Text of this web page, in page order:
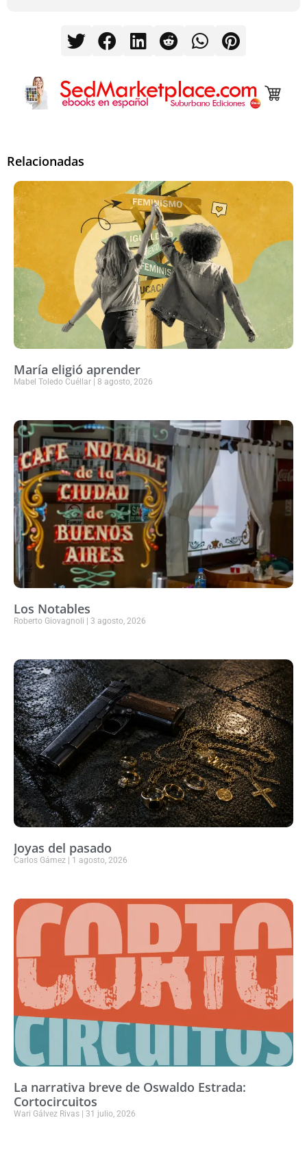
Relacionadas
María eligió aprender
Mabel Toledo Cuéllar 8 agosto, 2026
Los Notables
Roberto Giovagnoli 3 agosto, 2026
Joyas del pasado
Carlos Gámez 1 agosto, 2026
La narrativa breve de Oswaldo Estrada:
Cortocircuitos
Wari Gálvez Rivas 31 julio, 2026